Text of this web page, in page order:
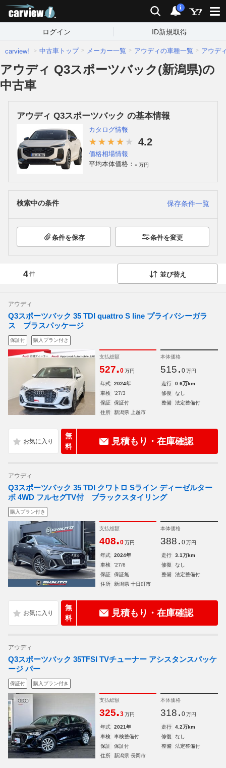
検索 通知
i
ログイン ID新規取得
carview! 中古車トップ メーカー一覧 アウディの車種一覧 アウデ
アウディ Q3スポーツバック(新潟県)の
中古車
アウディ Q3スポーツバック の基本情報
カタログ情報
4.2
価格相場情報
平均本体価格： - 万円
検索中の条件 保存条件一覧
条件を保存 条件を変更
4件 並び替え
アウディ
Q3スポーツバック 35 TDI quattro S line プライバシーガラ
ス プラスパッケージ
保証付 購入プラン付き
支払総額
527.0 万円
本体価格
515. 0 万円
年式 2024年 走行
0.6万km
車検
'27/3 修復
なし
保証
保証付 整備
法定整備付
住所
新潟県 上越市
無
料
見積もり・在庫確認
アウディ
Q3スポーツバック 35 TDI クワトロ Sライン ディーゼルター
ボ 4WD フルセグTV付 ブラックスタイリング
購入プラン付き
支払総額
408.0 万円
本体価格
388. 0 万円
年式 2024年 走行
3.1万km
車検
'27/6 修復
なし
保証
保証無 整備
法定整備付
住所
新潟県 十日町市
無
料
見積もり・在庫確認
アウディ
Q3スポーツバック 35TFSI TVチューナー アシスタンスパッケ
ージ パー
保証付 購入プラン付き
支払総額
325.3 万円
本体価格
318. 0 万円
年式 2021年 走行
4.2万km
車検
車検整備付 修復
なし
保証
保証付 整備
法定整備付
住所
新潟県 長岡市